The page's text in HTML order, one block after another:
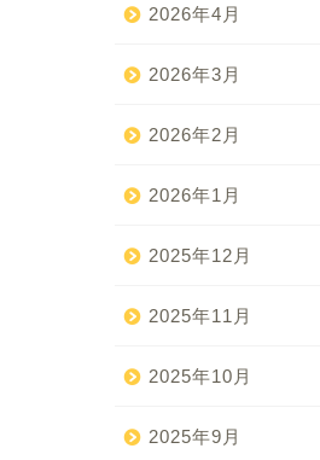
2026年4月
2026年3月
2026年2月
2026年1月
2025年12月
2025年11月
2025年10月
2025年9月